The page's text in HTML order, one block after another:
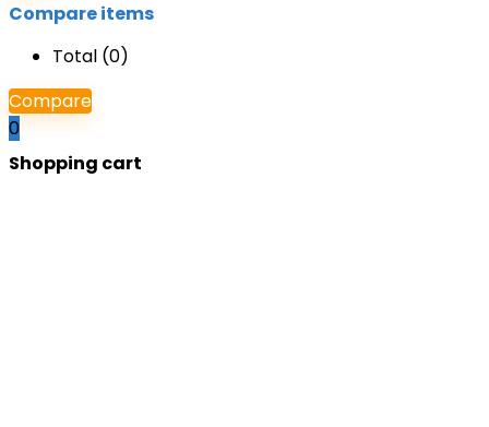
Compare items
Total (0)
Compare
0
Shopping cart